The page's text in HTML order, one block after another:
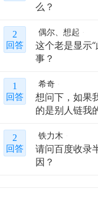
么？
2
回答
偶尔、想起
这个老是显示
事？
1
回答
希奇
想问下，如果
的是别人链我
2
回答
铁力木
请问百度收录
因？